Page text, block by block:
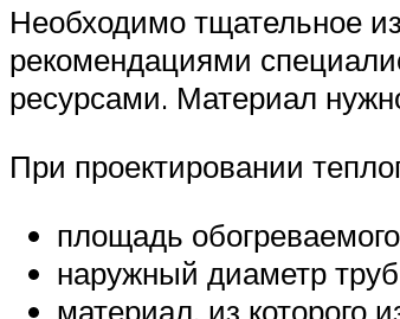
Необходимо тщательное
рекомендациями
ресурсами. Материал
При проектировании
площадь
наружный диаметр
материал, из которого